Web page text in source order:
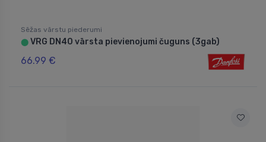
Sēžas vārstu piederumi
⬤ VRG DN40 vārsta pievienojumi čuguns (3gab)
66.99 €